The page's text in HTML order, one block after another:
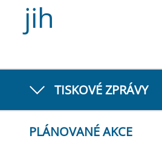
jih
TISKOVÉ ZPRÁVY
PLÁNOVANÉ AKCE